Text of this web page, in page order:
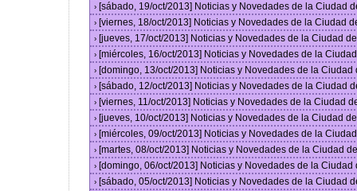
› [sábado, 19/oct/2013] Noticias y Novedades de la Ciudad
› [viernes, 18/oct/2013] Noticias y Novedades de la Ciudad
› [jueves, 17/oct/2013] Noticias y Novedades de la Ciudad
› [miércoles, 16/oct/2013] Noticias y Novedades de la
› [domingo, 13/oct/2013] Noticias y Novedades de la
› [sábado, 12/oct/2013] Noticias y Novedades de la Ciudad
› [viernes, 11/oct/2013] Noticias y Novedades de la Ciudad
› [jueves, 10/oct/2013] Noticias y Novedades de la Ciudad
› [miércoles, 09/oct/2013] Noticias y Novedades de la
› [martes, 08/oct/2013] Noticias y Novedades de la Ciudad
› [domingo, 06/oct/2013] Noticias y Novedades de la
› [sábado, 05/oct/2013] Noticias y Novedades de la Ciudad